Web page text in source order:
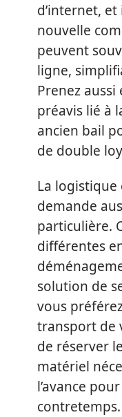
d’internet,
nouvelle
peuvent
ligne,
Prenez
préavis lié à
ancien bail
de double
La
demande
particulière.
différentes
solution de
vous
transport de
de réserver
matériel
l’avance
contretemps.